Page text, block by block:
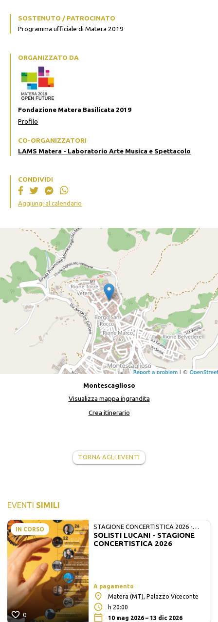
SOSTENUTO / PATROCINATO
Programma ufficiale di Matera 2019
ORGANIZZATO DA
Fondazione Matera Basilicata 2019
Profilo
CO-ORGANIZZATORI
LAMS Matera - Laboratorio Arte Musica e Spettacolo
CONDIVIDI
Aggiungi al calendario
Montescaglioso
Visualizza mappa ingrandita
Crea itinerario
TORNA AGLI EVENTI
EVENTI SIMILI
IN CORSO
0
STAGIONE CONCERTISTICA 2026 -
MATE E SOLISTI LUCANI
SOLISTI LUCANI - STAGIONE
CONCERTISTICA 2026
A pagamento
Matera (MT), Palazzo Viceconte
h 20:00
10 mag 2026 – 13 dic 2026